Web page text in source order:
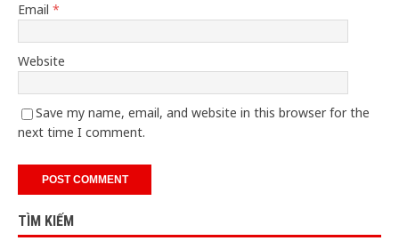
Email *
Website
Save my name, email, and website in this browser for the
next time I comment.
TÌM KIẾM